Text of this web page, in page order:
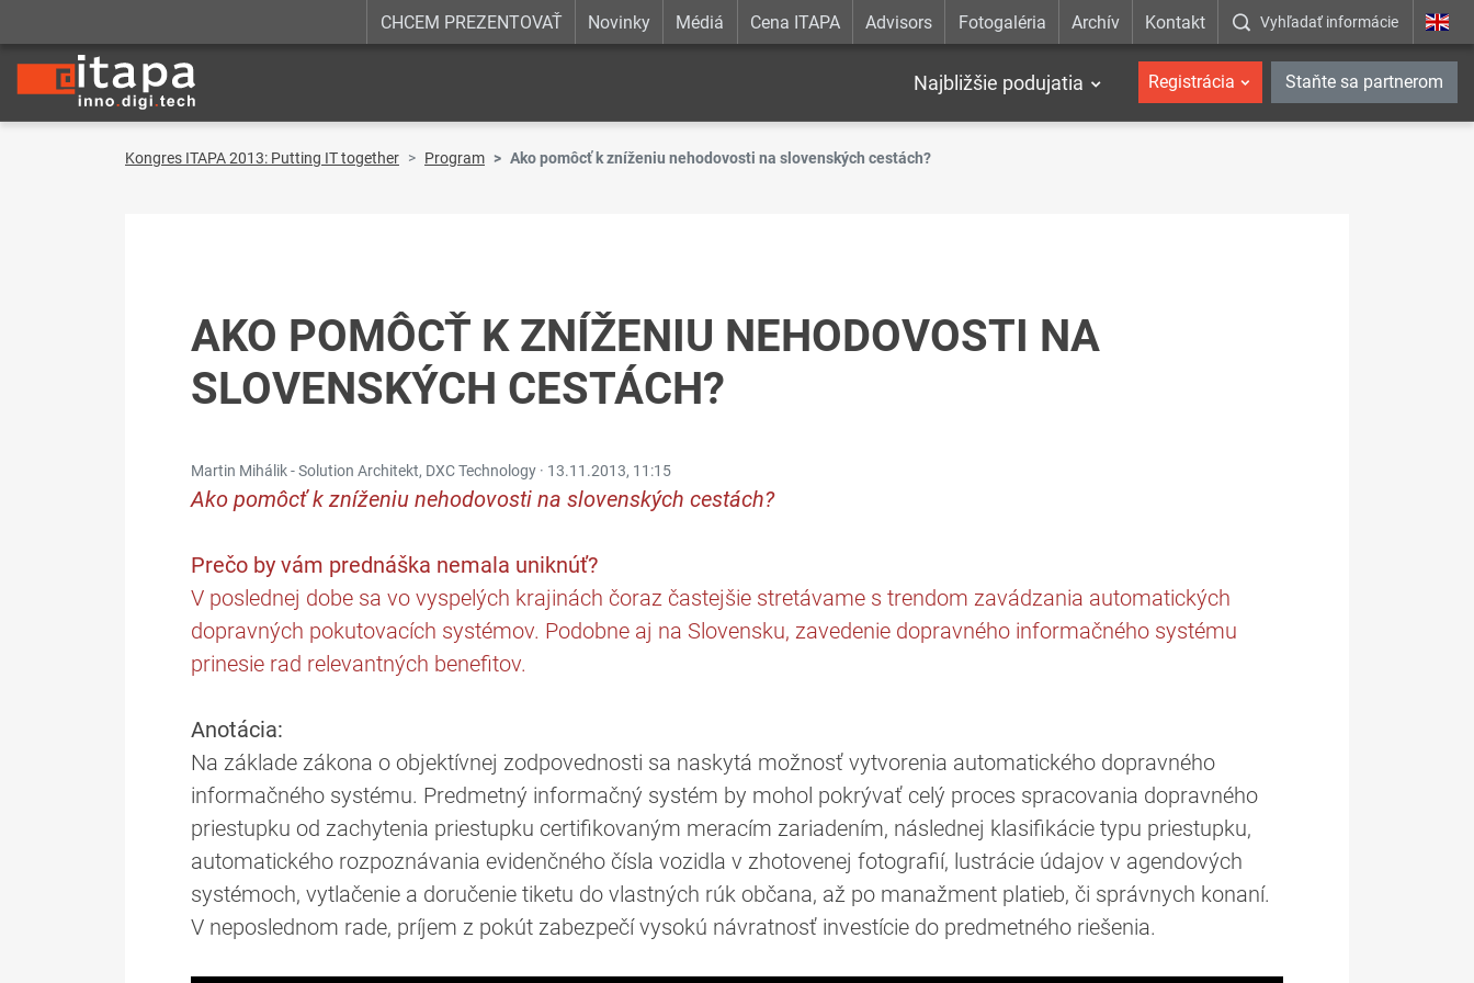
CHCEM PREZENTOVAŤ Novinky Médiá Cena ITAPA Advisors Fotogaléria Archív Kontakt Vyhľadať informácie
Najbližšie podujatia Registrácia Staňte sa partnerom
Kongres ITAPA 2013: Putting IT together Program Ako pomôcť k zníženiu nehodovosti na slovenských cestách?
AKO POMÔCŤ K ZNÍŽENIU NEHODOVOSTI NA
SLOVENSKÝCH CESTÁCH?
Martin Mihálik - Solution Architekt, DXC Technology · 13.11.2013, 11:15
Ako pomôcť k zníženiu nehodovosti na slovenských cestách?
Prečo by vám prednáška nemala uniknúť?
V poslednej dobe sa vo vyspelých krajinách čoraz častejšie stretávame s trendom zavádzania automatických
dopravných pokutovacích systémov. Podobne aj na Slovensku, zavedenie dopravného informačného systému
prinesie rad relevantných benefitov.
Anotácia:
Na základe zákona o objektívnej zodpovednosti sa naskytá možnosť vytvorenia automatického dopravného
informačného systému. Predmetný informačný systém by mohol pokrývať celý proces spracovania dopravného
priestupku od zachytenia priestupku certifikovaným meracím zariadením, následnej klasifikácie typu priestupku,
automatického rozpoznávania evidenčného čísla vozidla v zhotovenej fotografií, lustrácie údajov v agendových
systémoch, vytlačenie a doručenie tiketu do vlastných rúk občana, až po manažment platieb, či správnych konaní.
V neposlednom rade, príjem z pokút zabezpečí vysokú návratnosť investície do predmetného riešenia.